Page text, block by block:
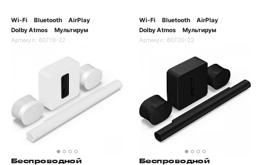
Wi-Fi Bluetooth AirPlay
Dolby Atmos
Мультирум
Артикул: 60719-22
Беспроводной
Wi-Fi Bluetooth AirPlay
Dolby Atmos
Мультирум
Артикул: 60720-22
Беспроводной